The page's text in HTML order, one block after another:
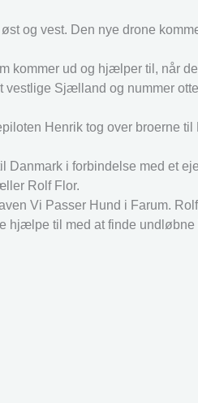
og vest. Den nye drone
kommer ud og hjælper til, når
Sjælland og nummer
Henrik tog over broerne
Danmark i forbindelse med et
Rolf Flor.
Vi Passer Hund i Farum.
hjælpe til med at finde undløbne